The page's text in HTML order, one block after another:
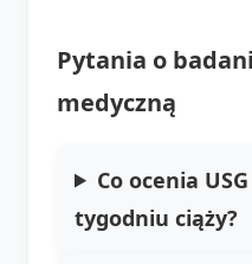
Pytania o
medyczną
Co ocenia
tygodniu ciąży?